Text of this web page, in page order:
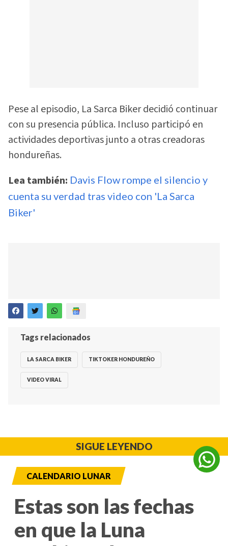
Pese al episodio, La Sarca Biker decidió continuar
con su presencia pública. Incluso participó en
actividades deportivas junto a otras creadoras
hondureñas.
Lea también: Davis Flow rompe el silencio y
cuenta su verdad tras video con 'La Sarca
Biker'
Tags relacionados
LA SARCA BIKER TIKTOKER HONDUREÑO
VIDEO VIRAL
SIGUE LEYENDO
CALENDARIO LUNAR
Estas son las fechas
en que la Luna